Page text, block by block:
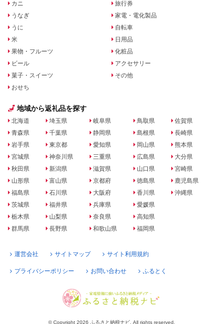
カニ
うなぎ
うに
米
果物・フルーツ
ビール
菓子・スイーツ
おせち
旅行券
家電・電化製品
自転車
日用品
化粧品
アクセサリー
その他
地域から返礼品を探す
北海道
青森県
岩手県
宮城県
秋田県
山形県
福島県
茨城県
栃木県
群馬県
埼玉県
千葉県
東京都
神奈川県
新潟県
富山県
石川県
福井県
山梨県
長野県
岐阜県
静岡県
愛知県
三重県
滋賀県
京都府
大阪府
兵庫県
奈良県
和歌山県
鳥取県
島根県
岡山県
広島県
山口県
徳島県
香川県
愛媛県
高知県
福岡県
佐賀県
長崎県
熊本県
大分県
宮崎県
鹿児島県
沖縄県
運営会社 サイトマップ サイト利用規約
プライバシーポリシー お問い合わせ ふるとく
© Copyright 2026 ふるさと納税ナビ. All rights reserved.